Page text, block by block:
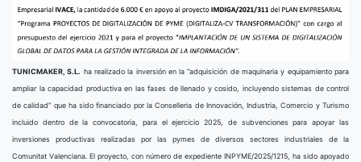
TUNICMAKER, S.L. ha realizado la inversión en la “adquisición de maquinaria y equipamiento para
ampliar la capacidad productiva en las fases de llenado y cosido, incluyendo sistemas de control
de calidad” que ha sido financiado por la Conselleria de Innovación, Industria, Comercio y Turismo
incluido dentro de la convocatoria, para el ejercicio 2025, de subvenciones para apoyar las
inversiones productivas realizadas por las pymes de diversos sectores industriales de la
Comunitat Valenciana. El proyecto, con número de expediente INPYME/2025/1215, ha sido apoyado